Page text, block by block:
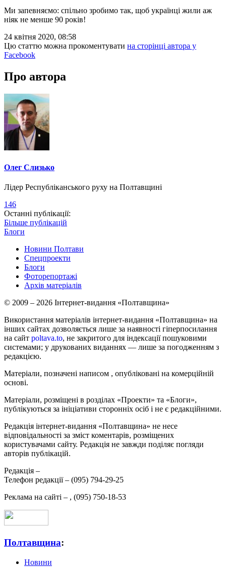
Ми запевняємо: спільно зробимо так, щоб українці жили аж
ніяк не менше 90 років!
24 квітня 2020, 08:58
Цю статтю можна прокоментувати на сторінці автора у
Facebook
Про автора
Олег Слизько
Лідер Республіканського руху на Полтавщині
146
Останні публікації:
Більше публікацій
Блоги
Новини Полтави
Спецпроекти
Блоги
Фоторепортажі
Архів матеріалів
© 2009 – 2026 Інтернет-видання «Полтавщина»
Використання матеріалів інтернет-видання «Полтавщина» на
інших сайтах дозволяється лише за наявності гіперпосилання
на сайт poltava.to, не закритого для індексації пошуковими
системами; у друкованих виданнях — лише за погодженням з
редакцією.
Матеріали, позначені написом , опубліковані на комерційній
основі.
Матеріали, розміщені в розділах «Проекти» та «Блоги»,
публікуються за ініціативи сторонніх осіб і не є редакційними.
Редакція інтернет-видання «Полтавщина» не несе
відповідальності за зміст коментарів, розміщених
користувачами сайту. Редакція не завжди поділяє погляди
авторів публікацій.
Редакція –
Телефон редакції – (095) 794-29-25
Реклама на сайті – , (095) 750-18-53
Полтавщина:
Новини